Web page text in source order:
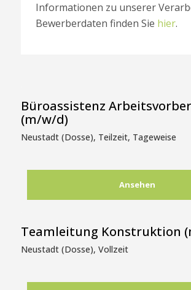
Informationen zu unserer
Bewerberdaten finden Sie hier.
Büroassistenz
(m/w/d)
Neustadt (Dosse), Teilzeit, Tageweise
Ansehen
Teamleitung Konstruktion
Neustadt (Dosse), Vollzeit